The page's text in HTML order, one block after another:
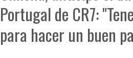
Portugal de CR7:
para hacer un buen